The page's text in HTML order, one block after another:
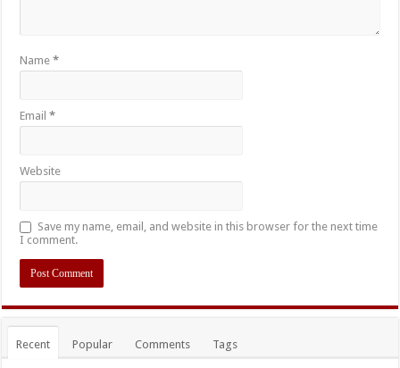
Name*
Email*
Website
Save my name, email, and website in this browser for the next time
I comment.
Recent Popular Comments Tags